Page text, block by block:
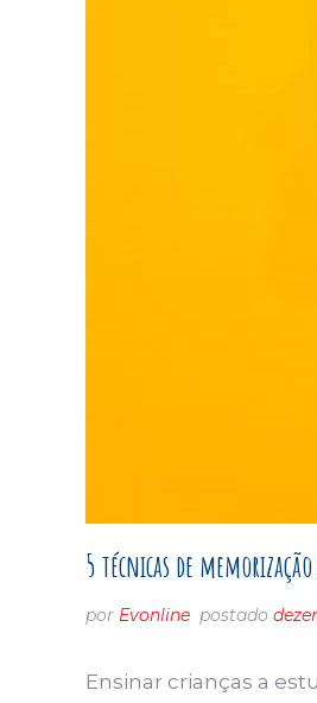
5 técnicas de
por Evonline postado
Ensinar crianças a